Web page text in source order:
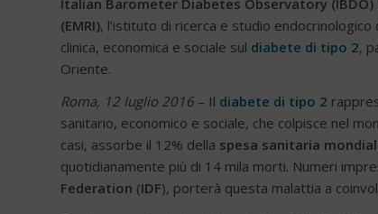
(EMRI), l’istituto di ricerca e studio endocrinologico
clinica, economica e sociale sul diabete di tipo 2,
Oriente.
Roma, 12 luglio 2016– Il diabete di tipo 2
sanitario, economico e sociale, che colpisce nel
casi, assorbe il 12% della spesa sanitaria
quotidianamente più di 14 mila morti. Numeri
Federation (IDF), porterà questa malattia a